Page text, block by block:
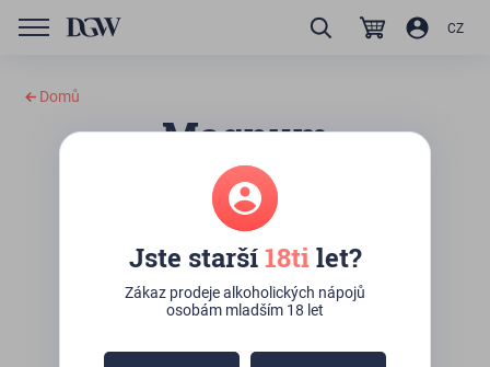
CZ
Domů
Magnum
199 Kčza měsíc
Milovníkům vína
Pro znalce vína, kteří hledají něco speciálního
Jste starší18tilet?
Zákaz prodeje alkoholických nápojů
osobám mladším 18 let